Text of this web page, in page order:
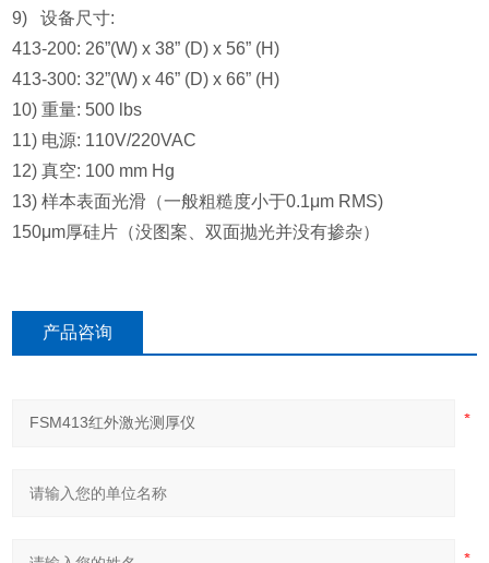
9) 设备尺寸:
413-200: 26”(W) x 38” (D) x 56” (H)
413-300: 32”(W) x 46” (D) x 66” (H)
10) 重量: 500 lbs
11) 电源: 110V/220VAC
12) 真空: 100 mm Hg
13) 样本表面光滑（一般粗糙度小于0.1μm RMS)
150μm厚硅片（没图案、双面抛光并没有掺杂）
产品咨询